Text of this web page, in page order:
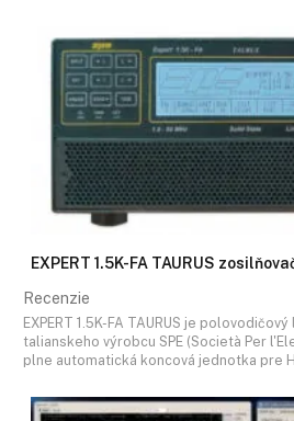
EXPERT 1.5K-FA TAURUS
Recenzie
EXPERT 1.5K-FA TAURUS je
talianskeho výrobcu SPE (Società Per
plne automatická koncová jednotka pre